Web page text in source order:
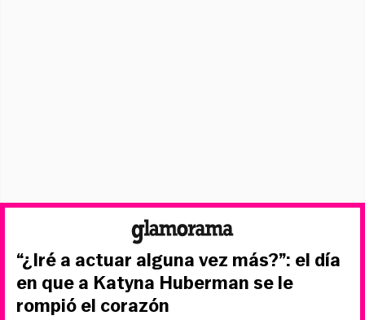
“¿Iré a actuar alguna vez más?”: el día
en que a Katyna Huberman se le
rompió el corazón